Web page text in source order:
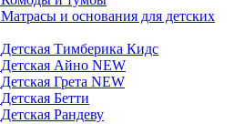
Матрасы и основания для детских
Детская Тимберика Кидс
Детская Айно NEW
Детская Грета NEW
Детская Бетти
Детская Рандеву